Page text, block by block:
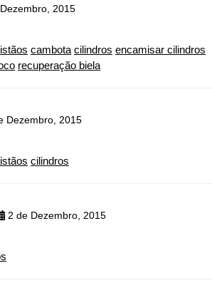
2015
cambota cilindros encamisar cilindros
recuperação biela
Dezembro, 2015
cilindros
2 de Dezembro, 2015